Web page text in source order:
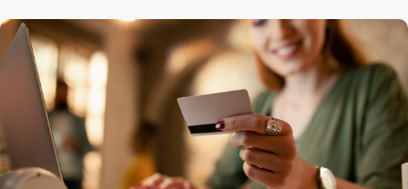
préstamo con Ultradinero, cuáles […]